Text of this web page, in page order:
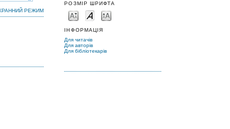
РОЗМІР ШРИФТА
ІНФОРМАЦІЯ
Для читачів
Для авторів
Для бібліотекарів
РЕЖИМ